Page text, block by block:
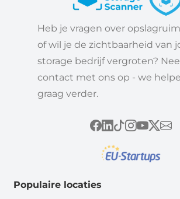
Heb je vragen over
of wil je de zichtbaarheid van
storage bedrijf vergroten?
contact met ons op - we
graag verder.
Populaire locaties